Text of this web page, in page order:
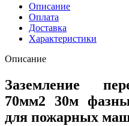
Описание
Оплата
Доставка
Характеристики
Описание
Заземление
70мм2 30м
для пожарных